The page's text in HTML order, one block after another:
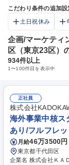
こだわり条件の追加
土日祝休み
企画/マーケティ
区（東京23区）
934件以上
1〜100件目を表示中
正社員
株式会社
海外事業中核ス
あり/フルフレ
月給46万3500
東京都千代田区
企業名 株式会社ＫＡＤＯＫＡＷＡ 求人名 ★